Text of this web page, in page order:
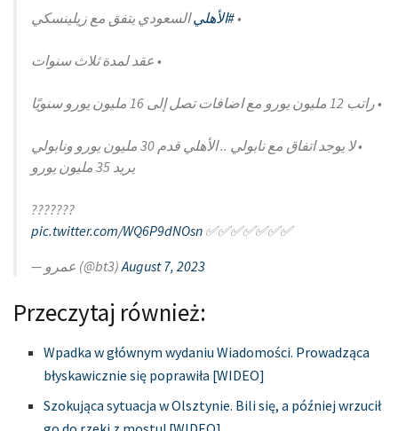
•#الأهليالسعودي يتفق مع زيلينسكي
• عقد لمدة ثلاث سنوات
• راتب 12 مليون يورو مع اضافات تصل إلى 16 مليون يورو سنويًا
• لا يوجد اتفاق مع نابولي .. الأهلي قدم 30 مليون يورو ونابولي
يريد 35 مليون يورو
???????
✅✅✅✅✅✅✅
pic.twitter.com/WQ6P9dNOsn
— عمرو (@bt3)August 7, 2023
Przeczytaj również:
Wpadka w głównym wydaniu Wiadomości. Prowadząca
błyskawicznie się poprawiła [WIDEO]
Szokująca sytuacja w Olsztynie. Bili się, a później wrzucił